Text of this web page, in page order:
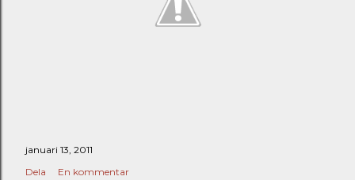
januari 13, 2011
Dela
En kommentar